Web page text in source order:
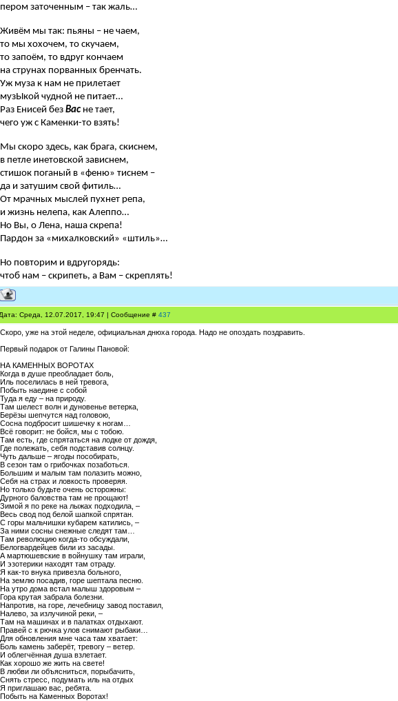
пером заточенным – так жаль…
Живём мы так: пьяны – не чаем,
то мы хохочем, то скучаем,
то запоём, то вдруг кончаем
на струнах порванных бренчать.
Уж муза к нам не прилетает
музЫкой чудной не питает…
Раз Енисей без Вас не тает,
чего уж с Каменки-то взять!
Мы скоро здесь, как брага, скиснем,
в петле инетовской зависнем,
стишок поганый в «феню» тиснем –
да и затушим свой фитиль…
От мрачных мыслей пухнет репа,
и жизнь нелепа, как Алеппо…
Но Вы, о Лена, наша скрепа!
Пардон за «михалковский» «штиль»…
Но повторим и вдругорядь:
чтоб нам – скрипеть, а Вам – скреплять!
Дата: Среда, 12.07.2017, 19:47 | Сообщение # 437
Скоро, уже на этой неделе, официальная днюха города. Надо не опоздать поздравить.
Первый подарок от Галины Пановой:
НА КАМЕННЫХ ВОРОТАХ
Когда в душе преобладает боль,
Иль поселилась в ней тревога,
Побыть наедине с собой
Туда я еду – на природу.
Там шелест волн и дуновенье ветерка,
Берёзы шепчутся над головою,
Сосна подбросит шишечку к ногам…
Всё говорит: не бойся, мы с тобою.
Там есть, где спрятаться на лодке от дождя,
Где полежать, себя подставив солнцу.
Чуть дальше – ягоды пособирать,
В сезон там о грибочках позаботься.
Большим и малым там полазить можно,
Себя на страх и ловкость проверяя.
Но только будьте очень осторожны:
Дурного баловства там не прощают!
Зимой я по реке на лыжах подходила, –
Весь свод под белой шапкой спрятан.
С горы мальчишки кубарем катились, –
За ними сосны снежные следят там…
Там революцию когда-то обсуждали,
Белогвардейцев били из засады.
А мартюшевские в войнушку там играли,
И эзотерики находят там отраду.
Я как-то внука привезла больного,
На землю посадив, горе шептала песню.
На утро дома встал малыш здоровым –
Гора крутая забрала болезни.
Напротив, на горе, лечебницу завод поставил,
Налево, за излучиной реки, –
Там на машинах и в палатках отдыхают.
Правей с к рючка улов снимают рыбаки…
Для обновления мне часа там хватает:
Боль камень заберёт, тревогу – ветер.
И облегчённая душа взлетает.
Как хорошо же жить на свете!
В любви ли объясниться, порыбачить,
Снять стресс, подумать иль на отдых
Я приглашаю вас, ребята.
Побыть на Каменных Воротах!